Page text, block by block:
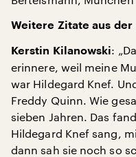
Weitere Zitate aus der
Kerstin Kilanowski:
erinnere, weil meine
war Hildegard Knef.
Freddy Quinn. Wie
sieben Jahren. Das
Hildegard Knef sang,
dann sah sie noch so